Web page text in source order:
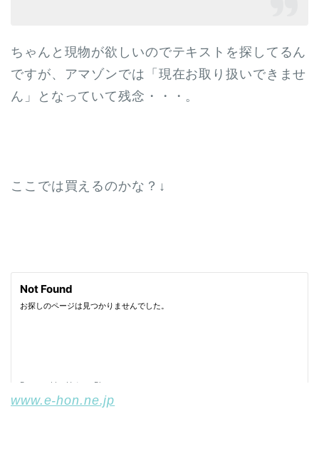
ちゃんと現物が欲しいのでテキストを探してるん
ですが、アマゾンでは「現在お取り扱いできませ
ん」となっていて残念・・・。
ここでは買えるのかな？↓
www.e-hon.ne.jp